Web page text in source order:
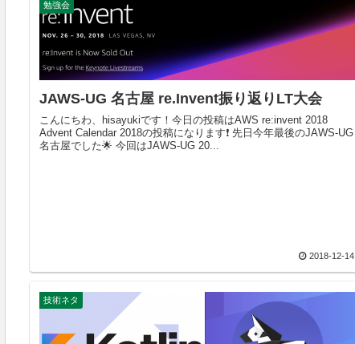
勉強会
JAWS-UG 名古屋 re.Invent振り返りLT大会
こんにちわ、hisayukiです！今日の投稿はAWS re:invent 2018
Advent Calendar 2018の投稿になります❗ 先日今年最後のJAWS-UG
名古屋でした🌟 今回はJAWS-UG 20...
2018-12-14
技術ネタ